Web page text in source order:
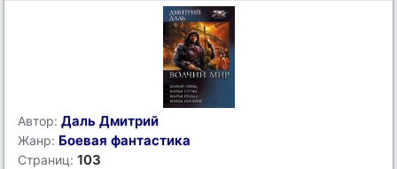
Автор: Даль Дмитрий
Жанр: Боевая фантастика
Страниц: 103